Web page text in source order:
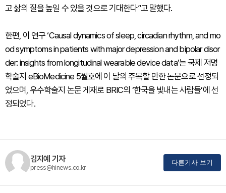
고 삶의 질을 높일 수 있을 것으로 기대한다”고 말했다.
한편, 이 연구 ‘Causal dynamics of sleep, circadian rhythm, and mo
od symptoms in patients with major depression and bipolar disor
der: insights from longitudinal wearable device data’는 국제 저명
학술지 eBioMedicine 5월호에 이 달의 주목할 만한 논문으로 선정되
었으며, 우수학술지 논문 게재로 BRIC의 ‘한국을 빛내는 사람들’에 선
정되었다.
김지예 기자
press@hinews.co.kr
다른기사 보기